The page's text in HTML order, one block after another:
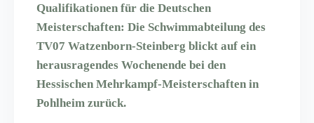
Qualifikationen für die Deutschen
Meisterschaften: Die Schwimmabteilung des
TV07 Watzenborn-Steinberg blickt auf ein
herausragendes Wochenende bei den
Hessischen Mehrkampf-Meisterschaften in
Pohlheim zurück.